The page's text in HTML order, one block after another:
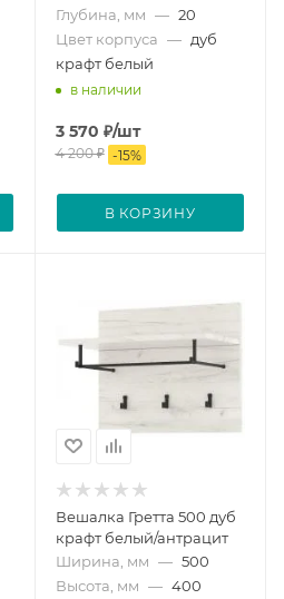
Глубина, мм — 20
Цвет корпуса — дуб
крафт белый
в наличии
3 570 ₽/шт
4 200₽ -15%
В КОРЗИНУ
Вешалка Гретта 500 дуб
крафт белый/антрацит
Ширина, мм — 500
Высота, мм — 400